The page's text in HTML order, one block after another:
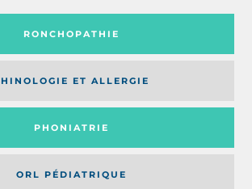
RONCHOPATHIE
ET ALLERGIE
PHONIATRIE
ORL PÉDIATRIQUE